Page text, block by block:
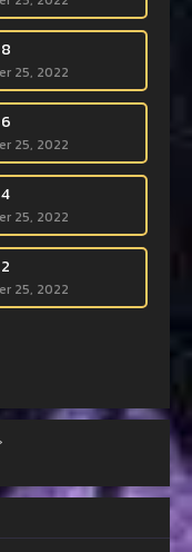
25, 2022
25, 2022
25, 2022
25, 2022